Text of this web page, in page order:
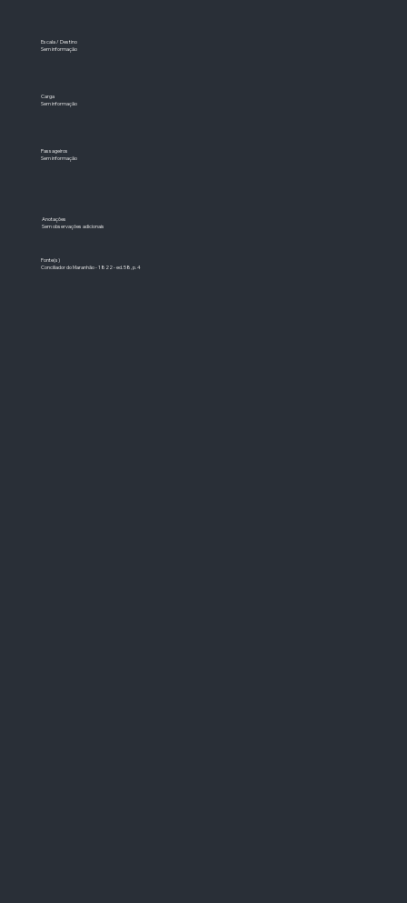
Escala / Destino
Sem informação
Carga
Sem informação
Passageiros
Sem informação
Anotações
Sem observações adicionais
Fonte(s)
Conciliador do Maranhão - 1822 - ed. 58, p. 4